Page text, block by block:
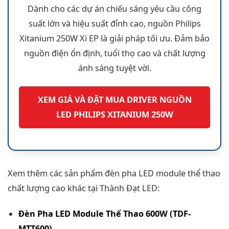
Dành cho các dự án chiếu sáng yêu cầu công
suất lớn và hiệu suất đỉnh cao, nguồn Philips
Xitanium 250W Xi EP là giải pháp tối ưu. Đảm bảo
nguồn điện ổn định, tuổi thọ cao và chất lượng
ánh sáng tuyệt vời.
XEM GIÁ VÀ ĐẶT MUA DRIVER NGUỒN
LED PHILIPS XITANIUM 250W
Xem thêm các sản phẩm đèn pha LED module thể thao
chất lượng cao khác tại Thành Đạt LED:
Đèn Pha LED Module Thể Thao 600W (TDF-